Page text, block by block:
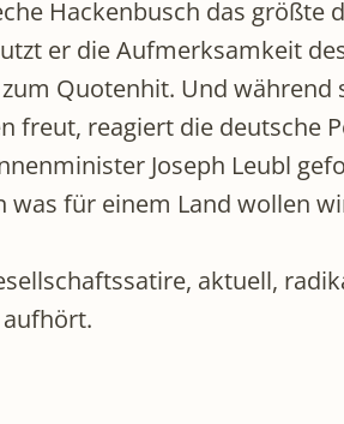
Hackenbusch das
er die Aufmerksamkeit
Quotenhit. Und
freut, reagiert die deutsche
Joseph Leubl
was für einem Land wollen
aktuell,
aufhört.